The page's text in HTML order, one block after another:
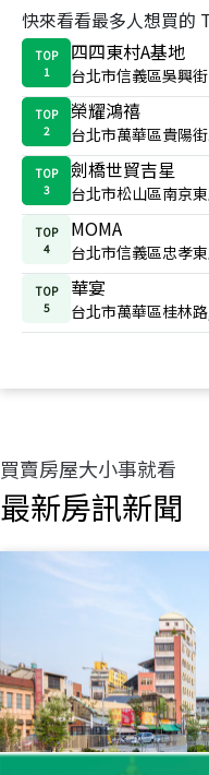
快來看看最多人想買的
TOP
1
四四東村A基地
台北市信義區吳興
TOP
2
榮耀鴻禧
台北市萬華區貴陽
TOP
3
劍橋世貿吉星
台北市松山區南京
TOP
4
MOMA
台北市信義區忠孝
TOP
5
華宴
台北市萬華區桂林
買賣房屋大小事就看
最新房訊新聞